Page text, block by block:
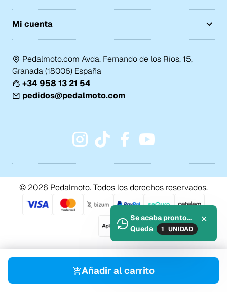
Añadir al carrito
Mi cuenta
Pedalmoto.com Avda. Fernando de los Ríos, 15,
Granada (18006) España
+34 958 13 21 54
pedidos@pedalmoto.com
© 2026 Pedalmoto. Todos los derechos reservados.
Se acaba pronto...
Queda
1 UNIDAD
✕